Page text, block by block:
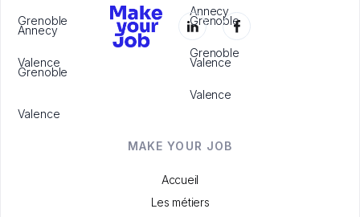
Grenoble
Valence
Grenoble
Valence
Annecy
Grenoble
Valence
Annecy
Grenoble
Valence
MAKE YOUR JOB
Accueil
Les métiers